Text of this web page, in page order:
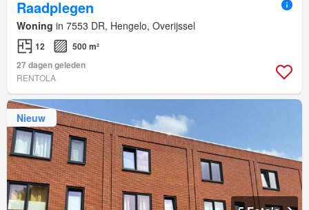
Raadplegen
Woning in 7553 DR, Hengelo, Overijssel
12
500 m²
27 dagen geleden
RENTOLA
Nieuw